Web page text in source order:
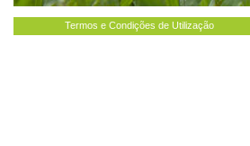
Termos e Condições de Utilização